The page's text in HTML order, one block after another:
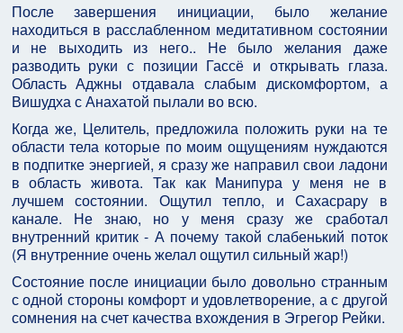
После завершения инициации, было желание
находиться в расслабленном медитативном состоянии
и не выходить из него.. Не было желания даже
разводить руки с позиции Гассё и открывать глаза.
Область Аджны отдавала слабым дискомфортом, а
Вишудха с Анахатой пылали во всю.
Когда же, Целитель, предложила положить руки на те
области тела которые по моим ощущениям нуждаются
в подпитке энергией, я сразу же направил свои ладони
в область живота. Так как Манипура у меня не в
лучшем состоянии. Ощутил тепло, и Сахасрару в
канале. Не знаю, но у меня сразу же сработал
внутренний критик - А почему такой слабенький поток
(Я внутренние очень желал ощутил сильный жар!)
Состояние после инициации было довольно странным
с одной стороны комфорт и удовлетворение, а с другой
сомнения на счет качества вхождения в Эгрегор Рейки.